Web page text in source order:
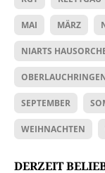
MAI MÄRZ
NIARTS
SEPTEMBER
WEIHNACHTEN
DERZEIT